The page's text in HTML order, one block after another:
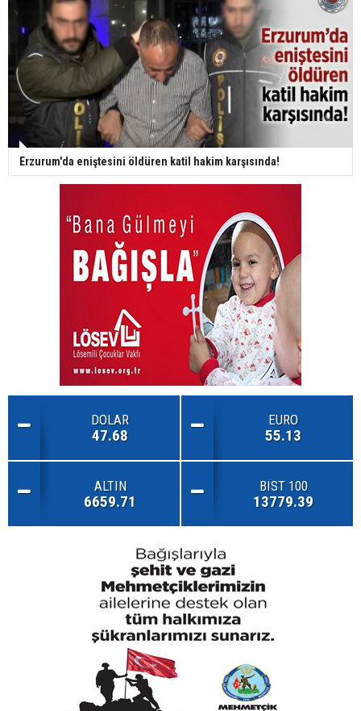
Erzurum'da eniştesini öldüren katil hakim karşısında!
DOLAR
47.68
EURO
55.13
ALTIN
6659.71
BIST 100
13779.39